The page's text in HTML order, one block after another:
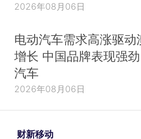
2026年08月06日
电动汽车需求高涨驱动
增长 中国品牌表现强劲
汽车
2026年08月06日
财新移动